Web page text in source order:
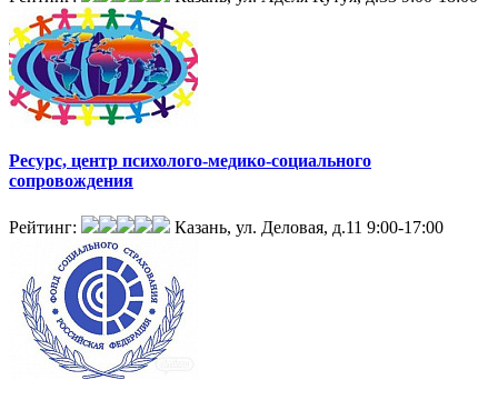
Ресурс, центр психолого-медико-социального
сопровождения
Рейтинг: Казань, ул. Деловая, д.11 9:00-17:00